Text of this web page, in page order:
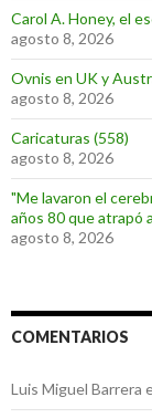
Carol A. Honey, el
agosto 8, 2026
Ovnis en UK y
agosto 8, 2026
Caricaturas (558)
agosto 8, 2026
"Me lavaron el
años 80 que atrapó
agosto 8, 2026
COMENTARIOS
Luis Miguel Barrera